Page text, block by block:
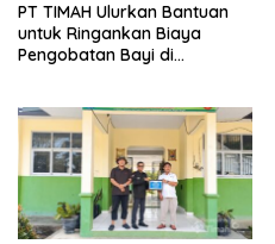
PT TIMAH Ulurkan Bantuan
untuk Ringankan Biaya
Pengobatan Bayi di